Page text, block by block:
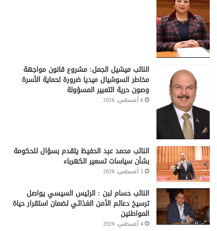
النائب ميشيل الجمل: مشروع قانون مواجهة
مخاطر السوشيال ميديا ضرورة لحماية الأسرة
وصون حرية التعبير المسؤولة
6 أغسطس، 2026
النائب محمد عبد الحفيظ يتقدم بسؤال للحكومة
بشأن سياسات تسعير الكهرباء
5 أغسطس، 2026
النائب حسام لبن : الرئيس السيسي يواصل
ترسيخ دعائم الأمن الغذائي لضمان استقرار حياة
المواطنين
4 أغسطس، 2026